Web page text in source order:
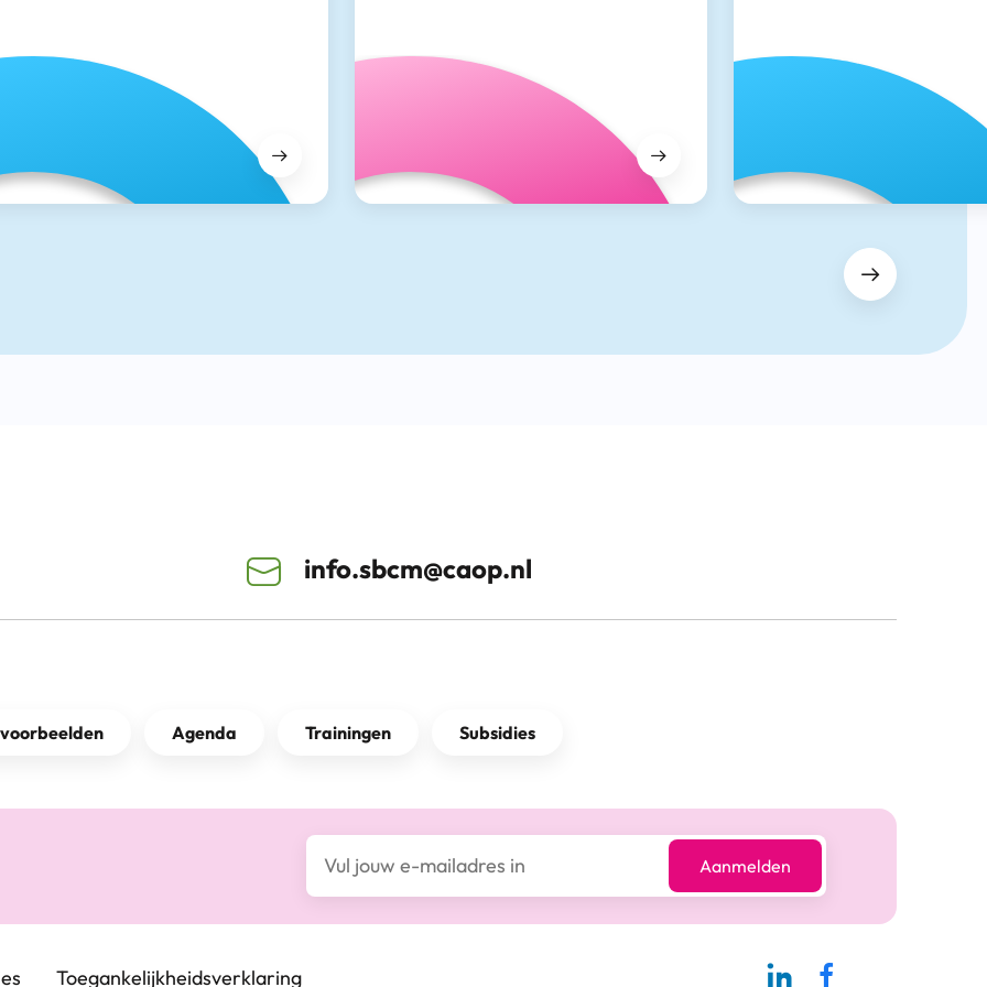
info.sbcm@caop.nl
Agenda Trainingen Subsidies
E-mailadres*
Aanmelden
Toegankelijkheids­verklaring
Linkedin-pagina SBCM
Facebook SBCM